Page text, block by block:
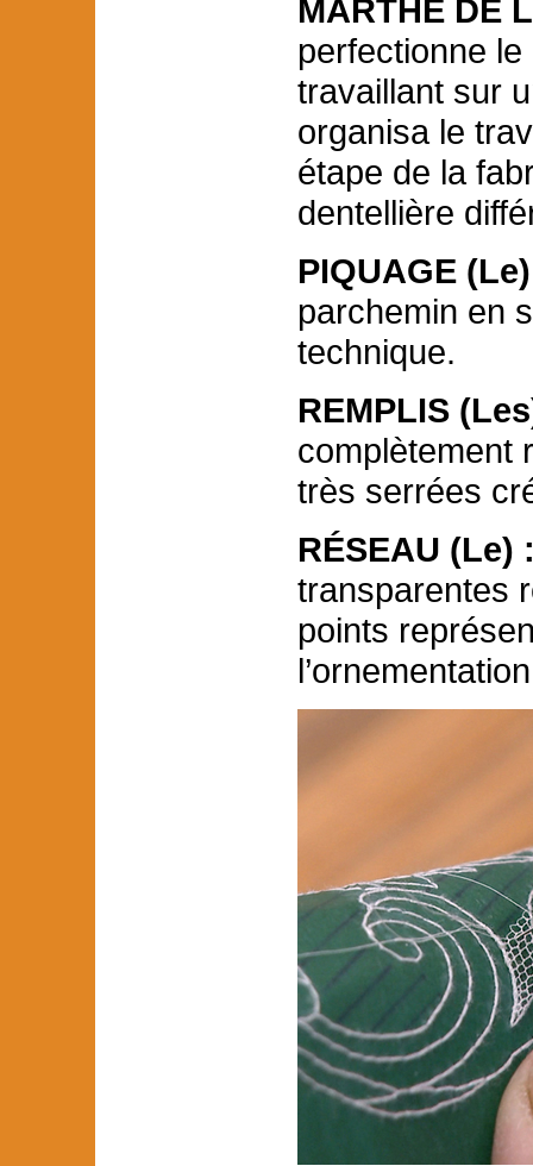
MARTHE DE
perfectionne
travaillant sur
organisa le
étape de la
dentellière
PIQUAGE
parchemin en
technique.
REMPLIS
complètement
très serrées
RÉSEAU (Le)
transparentes
points